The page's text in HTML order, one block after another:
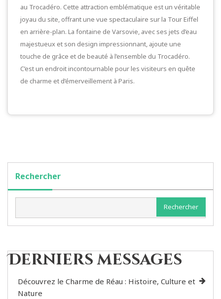
au Trocadéro. Cette attraction emblématique est un véritable
joyau du site, offrant une vue spectaculaire sur la Tour Eiffel
en arrière-plan. La fontaine de Varsovie, avec ses jets d’eau
majestueux et son design impressionnant, ajoute une
touche de grâce et de beauté à l’ensemble du Trocadéro.
C’est un endroit incontournable pour les visiteurs en quête
de charme et d’émerveillement à Paris.
Rechercher
Rechercher
Derniers messages
Découvrez le Charme de Réau : Histoire, Culture et
Nature